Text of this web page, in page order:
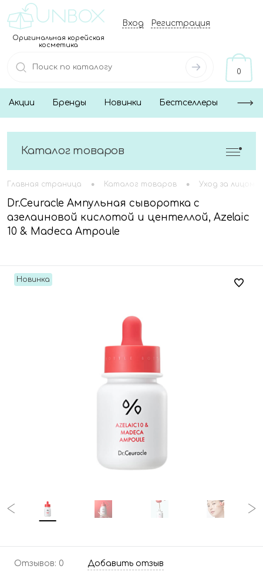
Оригинальная корейская
косметика
Вход Регистрация
0
Акции Бренды Новинки Бестселлеры
Каталог товаров
Главная страница • Каталог товаров • Уход за лицом
Dr.Ceuracle Ампульная сыворотка с
азелаиновой кислотой и центеллой, Azelaic
10 & Madeca Ampoule
Новинка
Отзывов: 0 Добавить отзыв